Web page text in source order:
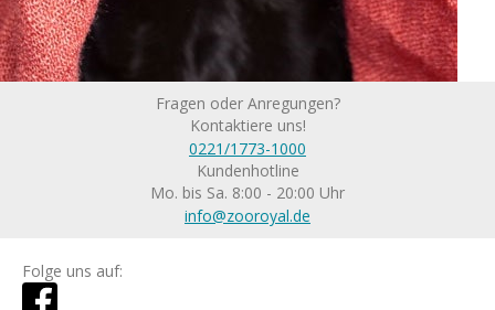
Fragen oder Anregungen?
Kontaktiere uns!
0221/1773-1000
Kundenhotline
Mo. bis Sa. 8:00 - 20:00 Uhr
info@zooroyal.de
Folge uns auf: